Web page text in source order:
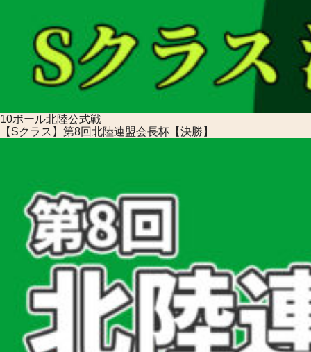
10ボール北陸公式戦
【Sクラス】第8回北陸連盟会長杯【決勝】